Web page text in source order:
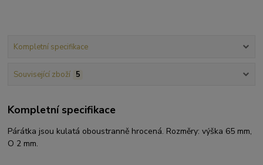
Kompletní specifikace
Související zboží 5
Kompletní specifikace
Párátka jsou kulatá oboustranně hrocená. Rozměry: výška 65 mm,
O 2 mm.